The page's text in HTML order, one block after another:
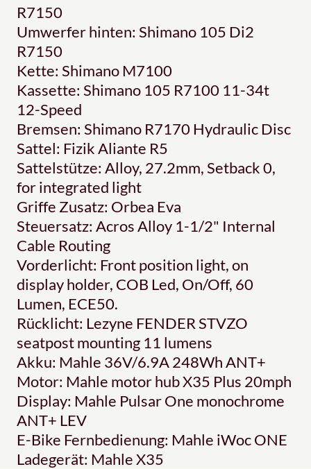
R7150
Umwerfer hinten: Shimano 105 Di2
R7150
Kette: Shimano M7100
Kassette: Shimano 105 R7100 11-34t
12-Speed
Bremsen: Shimano R7170 Hydraulic Disc
Sattel: Fizik Aliante R5
Sattelstütze: Alloy, 27.2mm, Setback 0,
for integrated light
Griffe Zusatz: Orbea Eva
Steuersatz: Acros Alloy 1-1/2" Internal
Cable Routing
Vorderlicht: Front position light, on
display holder, COB Led, On/Off, 60
Lumen, ECE50.
Rücklicht: Lezyne FENDER STVZO
seatpost mounting 11 lumens
Akku: Mahle 36V/6.9A 248Wh ANT+
Motor: Mahle motor hub X35 Plus 20mph
Display: Mahle Pulsar One monochrome
ANT+ LEV
E-Bike Fernbedienung: Mahle iWoc ONE
Ladegerät: Mahle X35